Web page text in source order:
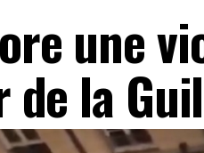
une
de la